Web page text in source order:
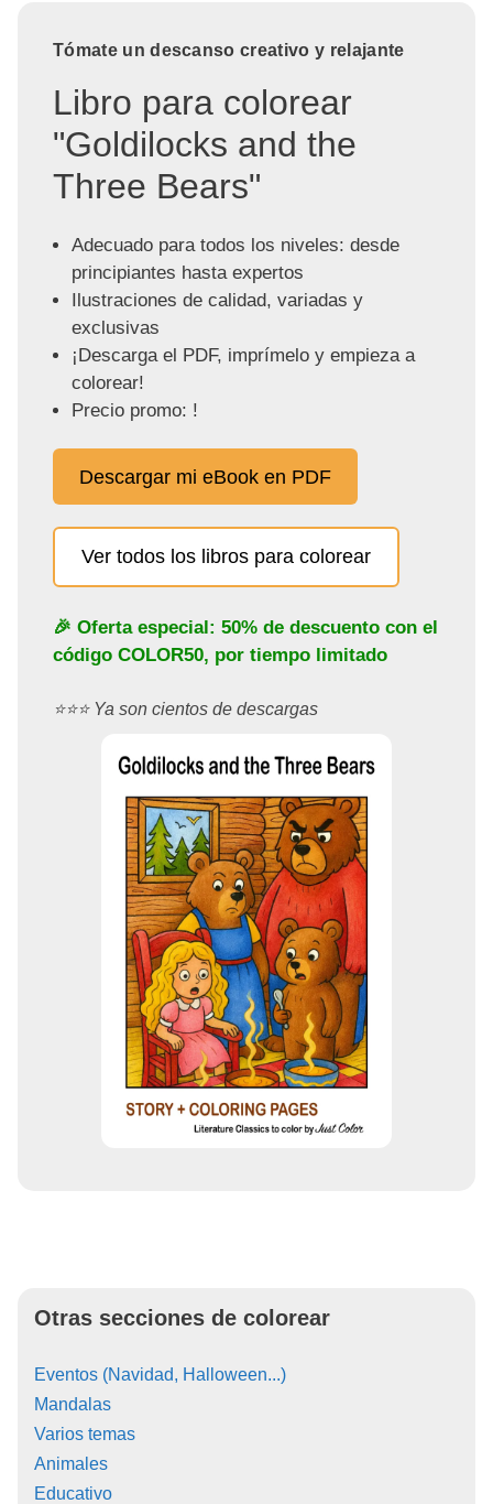
Tómate un descanso creativo y relajante
Libro para colorear
"Goldilocks and the
Three Bears"
Adecuado para todos los niveles: desde
principiantes hasta expertos
Ilustraciones de calidad, variadas y
exclusivas
¡Descarga el PDF, imprímelo y empieza a
colorear!
Precio promo: !
Descargar mi eBook en PDF
Ver todos los libros para colorear
🎉 Oferta especial: 50% de descuento con el
código COLOR50, por tiempo limitado
⭐️⭐️⭐️ Ya son cientos de descargas
Otras secciones de colorear
Eventos (Navidad, Halloween...)
Mandalas
Varios temas
Animales
Educativo